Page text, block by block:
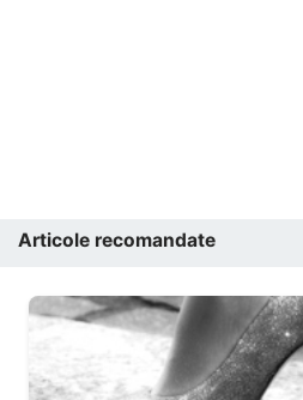
Articole recomandate